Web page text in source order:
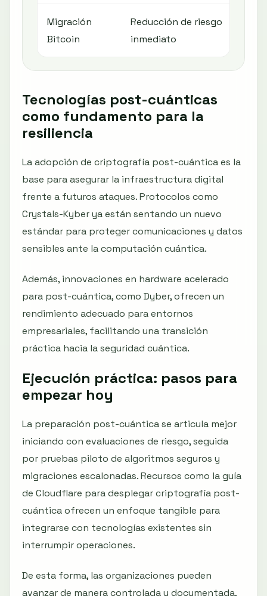
Migración
Bitcoin
Reducción de riesgo
inmediato
Tecnologías post-cuánticas
como fundamento para la
resiliencia
La adopción de criptografía post-cuántica es la
base para asegurar la infraestructura digital
frente a futuros ataques. Protocolos como
Crystals-Kyber ya están sentando un nuevo
estándar para proteger comunicaciones y datos
sensibles ante la computación cuántica.
Además, innovaciones en hardware acelerado
para post-cuántica, como Dyber, ofrecen un
rendimiento adecuado para entornos
empresariales, facilitando una transición
práctica hacia la seguridad cuántica.
Ejecución práctica: pasos para
empezar hoy
La preparación post-cuántica se articula mejor
iniciando con evaluaciones de riesgo, seguida
por pruebas piloto de algoritmos seguros y
migraciones escalonadas. Recursos como la guía
de Cloudflare para desplegar criptografía post-
cuántica ofrecen un enfoque tangible para
integrarse con tecnologías existentes sin
interrumpir operaciones.
De esta forma, las organizaciones pueden
avanzar de manera controlada y documentada,